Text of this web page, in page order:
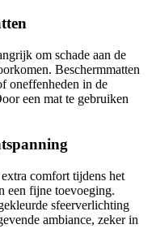
om schade aan de
Beschermmatten
oneffenheden in de
een mat te gebruiken
comfort tijdens het
een fijne toevoeging.
sfeerverlichting
ambiance, zeker in